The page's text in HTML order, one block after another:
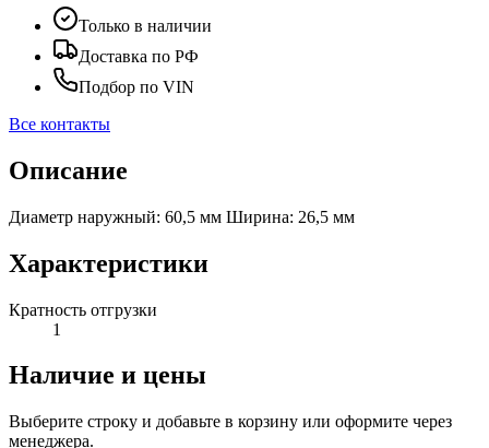
Только в наличии
Доставка по РФ
Подбор по VIN
Все контакты
Описание
Диаметр наружный: 60,5 мм Ширина: 26,5 мм
Характеристики
Кратность отгрузки
1
Наличие и цены
Выберите строку и добавьте в корзину или оформите через
менеджера.